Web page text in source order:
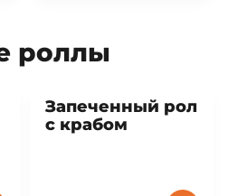
роллы
Запеченный рол
с крабом